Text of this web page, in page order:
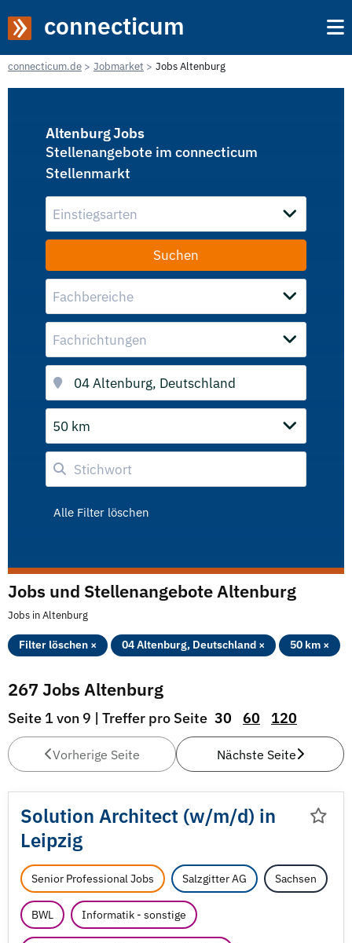
connecticum
connecticum.de Jobmarket Jobs Altenburg
Altenburg Jobs
Stellenangebote im connecticum
Stellenmarkt
Einstiegsarten
Fachbereiche
Fachrichtungen
50 km
Alle Filter löschen
Jobs und Stellenangebote Altenburg
Jobs in Altenburg
Filter löschen × 04 Altenburg, Deutschland × 50 km ×
267 Jobs Altenburg
Seite 1 von 9 | Treffer pro Seite 30 60 120
Vorherige Seite Nächste Seite
Solution Architect (w/m/d) in
Leipzig
Senior Professional Jobs Salzgitter AG Sachsen
BWL Informatik - sonstige